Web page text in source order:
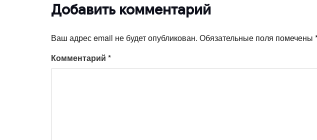
Добавить комментарий
Ваш адрес email не будет опубликован. Обязательные поля помечены
Комментарий *